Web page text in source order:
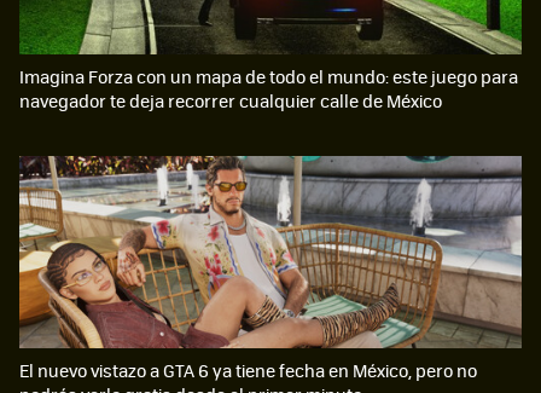
Imagina Forza con un mapa de todo el mundo: este juego para
navegador te deja recorrer cualquier calle de México
El nuevo vistazo a GTA 6 ya tiene fecha en México, pero no